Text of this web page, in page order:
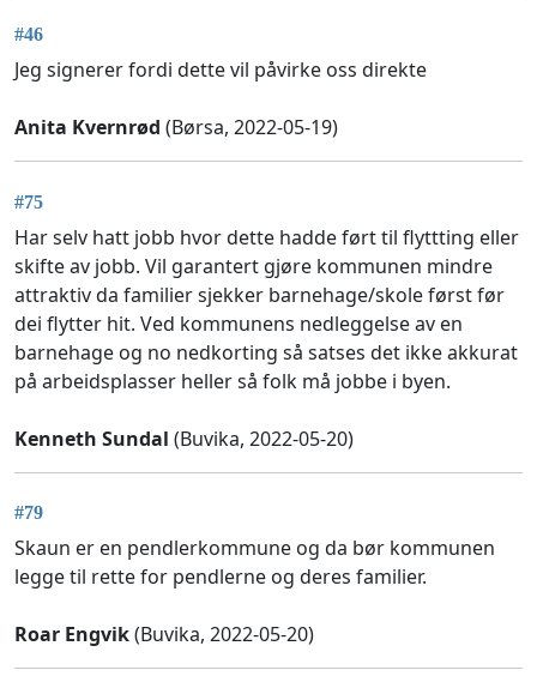
#46
Jeg signerer fordi dette vil påvirke oss direkte
Anita Kvernrød (Børsa, 2022-05-19)
#75
Har selv hatt jobb hvor dette hadde ført til flyttting eller
skifte av jobb. Vil garantert gjøre kommunen mindre
attraktiv da familier sjekker barnehage/skole først før
dei flytter hit. Ved kommunens nedleggelse av en
barnehage og no nedkorting så satses det ikke akkurat
på arbeidsplasser heller så folk må jobbe i byen.
Kenneth Sundal (Buvika, 2022-05-20)
#79
Skaun er en pendlerkommune og da bør kommunen
legge til rette for pendlerne og deres familier.
Roar Engvik(Buvika, 2022-05-20)